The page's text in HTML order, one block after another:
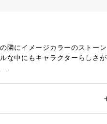
隣にイメージカラーのストーン
な中にもキャラクターらしさが